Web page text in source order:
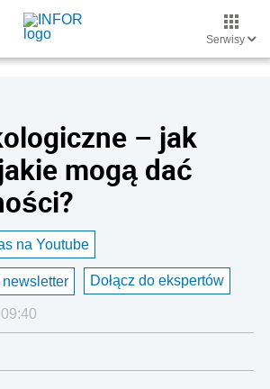
Serwisy
– jak
mogą dać
na Youtube
Dołącz do ekspertów